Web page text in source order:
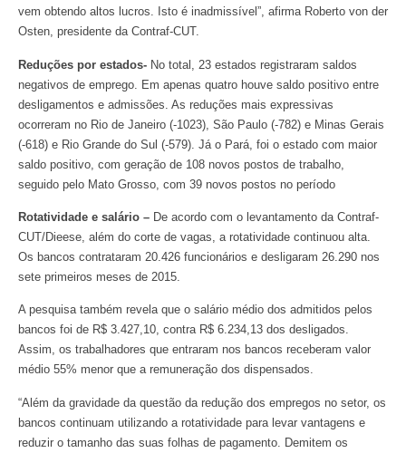
vem obtendo altos lucros. Isto é inadmissível”, afirma Roberto von der
Osten, presidente da Contraf-CUT.
Reduções por estados- No total, 23 estados registraram saldos
negativos de emprego. Em apenas quatro houve saldo positivo entre
desligamentos e admissões. As reduções mais expressivas
ocorreram no Rio de Janeiro (-1023), São Paulo (-782) e Minas Gerais
(-618) e Rio Grande do Sul (-579). Já o Pará, foi o estado com maior
saldo positivo, com geração de 108 novos postos de trabalho,
seguido pelo Mato Grosso, com 39 novos postos no período
Rotatividade e salário – De acordo com o levantamento da Contraf-
CUT/Dieese, além do corte de vagas, a rotatividade continuou alta.
Os bancos contrataram 20.426 funcionários e desligaram 26.290 nos
sete primeiros meses de 2015.
A pesquisa também revela que o salário médio dos admitidos pelos
bancos foi de R$ 3.427,10, contra R$ 6.234,13 dos desligados.
Assim, os trabalhadores que entraram nos bancos receberam valor
médio 55% menor que a remuneração dos dispensados.
“Além da gravidade da questão da redução dos empregos no setor, os
bancos continuam utilizando a rotatividade para levar vantagens e
reduzir o tamanho das suas folhas de pagamento. Demitem os